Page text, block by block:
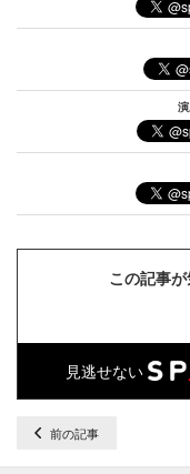
この記事
見逃せない
前の記事